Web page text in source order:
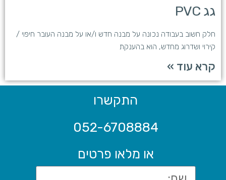
גג PVC
חלק חשוב בעבודה נכונה על מבנה חדש ו/או על מבנה העובר חיפוי /
קירוי ושדרוג מחדש, הוא בהענקת
קרא עוד »
התקשרו
052-6708884
או מלאו פרטים